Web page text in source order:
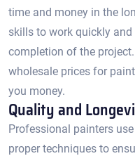
time and money in the
skills to work quickly
completion of the
wholesale prices for
you money.​
Quality and
Professional painters
proper techniques to